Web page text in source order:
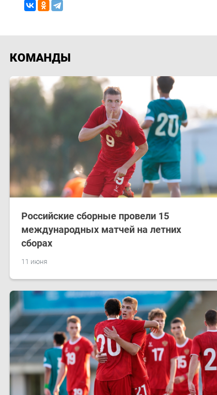
КОМАНДЫ
11 июня
Российские сборные провели 15
международных матчей на летних
сборах